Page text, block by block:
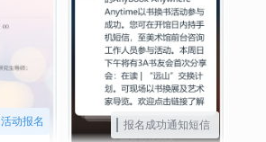
活动报名 报名成功通知短信